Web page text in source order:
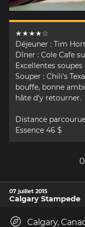
★★★★☆
Déjeuner : Tim
Dîner : Cole Cafe
Excellentes
Souper : Chili's
bouffe, bonne
hâte d'y retourner.
Distance
Essence 46 $
0
07 juillet 2015
Calgary Stampede
Calgary,